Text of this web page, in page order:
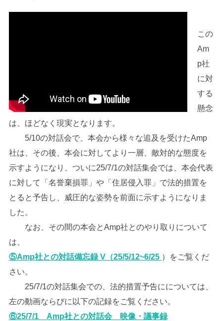
この
Am
p社
に対
する
懸念
は、ほどなく現実となります。
5/10の対話会で、本会から様々な追及を受けたAmp
社は、その後、本会に対してより一層、敵対的な態度を
示すようになり、ついに25/7/1の対話集会では、本会代表
に対して「名誉棄損罪」や「住居侵入罪」で法的措置を
とると予告し、威圧的な姿勢を前面に示すようになりま
した。
なお、その間の本会とAmp社とのやり取りについて
は、
⑤Amp社との対話備忘録 V（25/5/12~6/25 ）をご覧くだ
さい。
25/7/1の対話集会での、法的措置予告にについては、
左の動画ならびに以下の記録をご覧ください。
⑥25/7/1 Amp社との対話会 映像・議事録